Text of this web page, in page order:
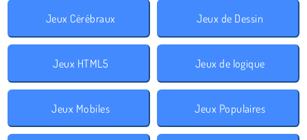
Jeux Cérébraux Jeux de Dessin
Jeux HTML5 Jeux de logique
Jeux Mobiles Jeux Populaires